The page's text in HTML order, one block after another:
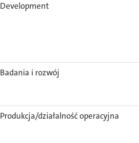
Development
Badania i rozwój
Produkcja/działalność operacyjna